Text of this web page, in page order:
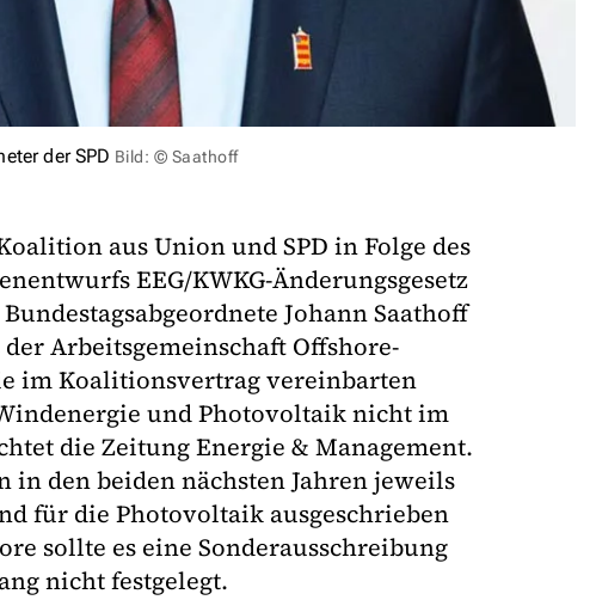
der SPD Bild: © Saathoff
aus Union und SPD in Folge des
EEG/KWKG-Änderungsgesetz
Bundestagsabgeordnete Johann Saathoff
Arbeitsgemeinschaft Offshore-
im Koalitionsvertrag vereinbarten
und Photovoltaik nicht im
die Zeitung Energie & Management.
den beiden nächsten Jahren jeweils
für die Photovoltaik ausgeschrieben
sollte es eine Sonderausschreibung
nicht festgelegt.